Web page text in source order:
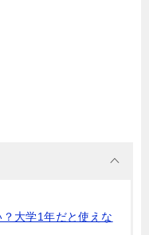
大学1年だと使えな